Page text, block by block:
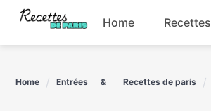
Skip
content
Home Recettes
Home Entrées Recettes de paris